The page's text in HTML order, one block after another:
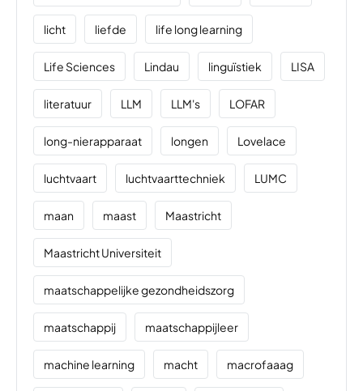
licht liefde life long learning
Life Sciences Lindau linguïstiek LISA
literatuur LLM LLM's LOFAR
long-nierapparaat longen Lovelace
luchtvaart luchtvaarttechniek LUMC
maan maast Maastricht
Maastricht Universiteit
maatschappelijke gezondheidszorg
maatschappij maatschappijleer
machine learning macht macrofaaag